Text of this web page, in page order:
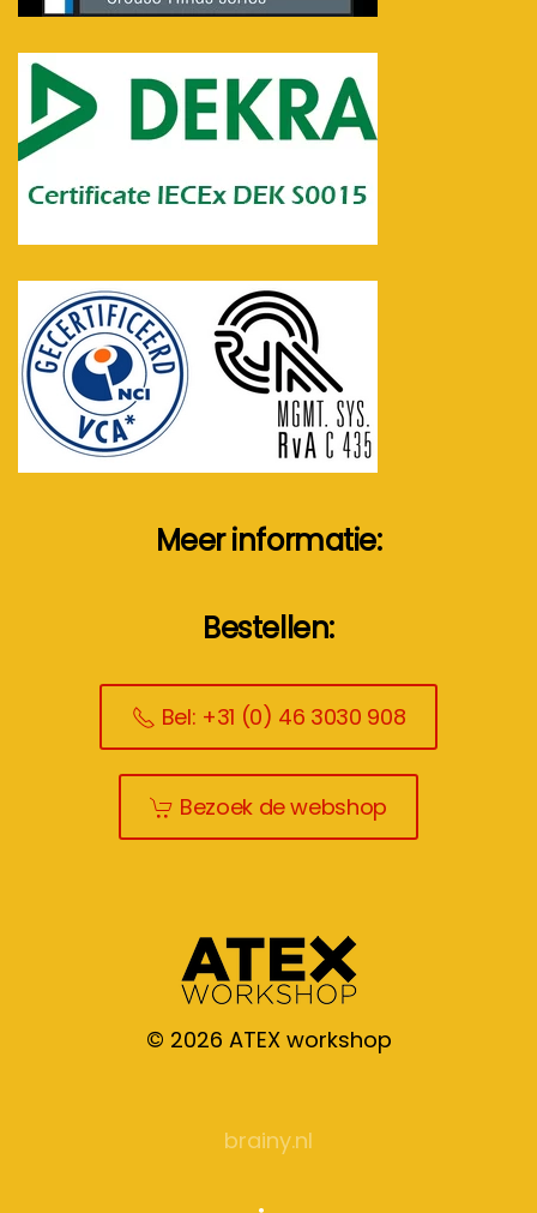
Meer informatie:
Bestellen:
Bel: +31 (0) 46 3030 908
Bezoek de webshop
© 2026 ATEX workshop
brainy.nl